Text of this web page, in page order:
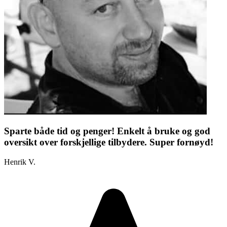
Sparte både tid og penger! Enkelt å bruke og god
oversikt over forskjellige tilbydere. Super fornøyd!
Henrik V.